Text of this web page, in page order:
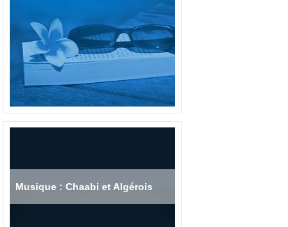
Musique : Chaabi et Algérois